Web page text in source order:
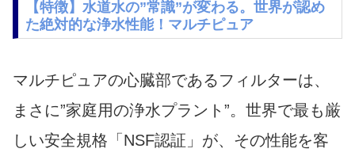
【特徴】水道水の”常識”が変わる。世界が認め
た絶対的な浄水性能！マルチピュア
マルチピュアの心臓部であるフィルターは、
まさに”家庭用の浄水プラント”。世界で最も厳
しい安全規格「NSF認証」が、その性能を客